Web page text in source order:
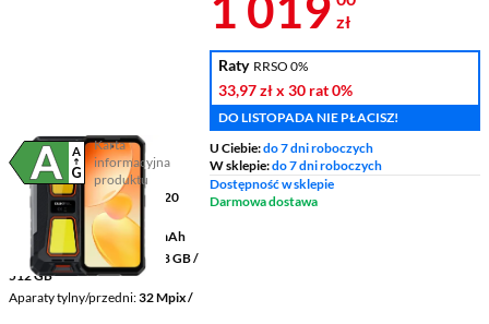
Karta
informacyjna
produktu
Plik w formacie pdf
(otworzy się w nowym oknie)
Wyświetlacz
6,7 " 1600 x 720
pikseli IPS
Pojemność baterii 10000 mAh
Pamięć RAM/wewnętrzna
8 GB /
512 GB
Aparaty tylny/przedni 32 Mpix /
zł
Raty RRSO 0%
33,97 złx 30 rat0%
DO LISTOPADA NIE PŁACISZ!
U Ciebie:do 7 dni roboczych
W sklepie:do 7 dni roboczych
Dostępność w sklepie
Darmowa dostawa